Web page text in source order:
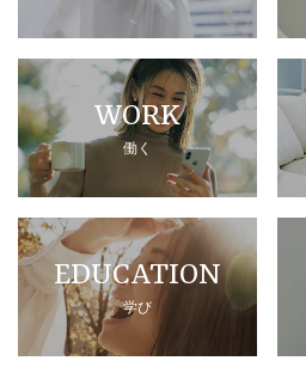
WORK
働く
EDUCATION
学び